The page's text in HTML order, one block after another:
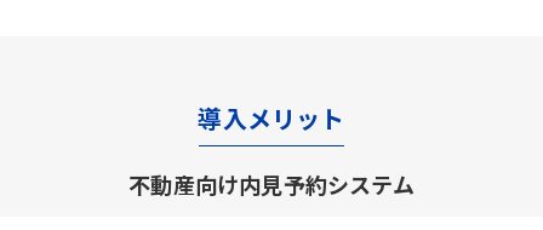
導入メリット
不動産向け内見予約システム